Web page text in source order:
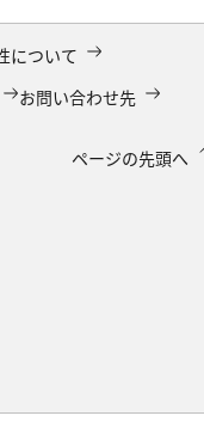
について
お問い合わせ先
ページの先頭へ